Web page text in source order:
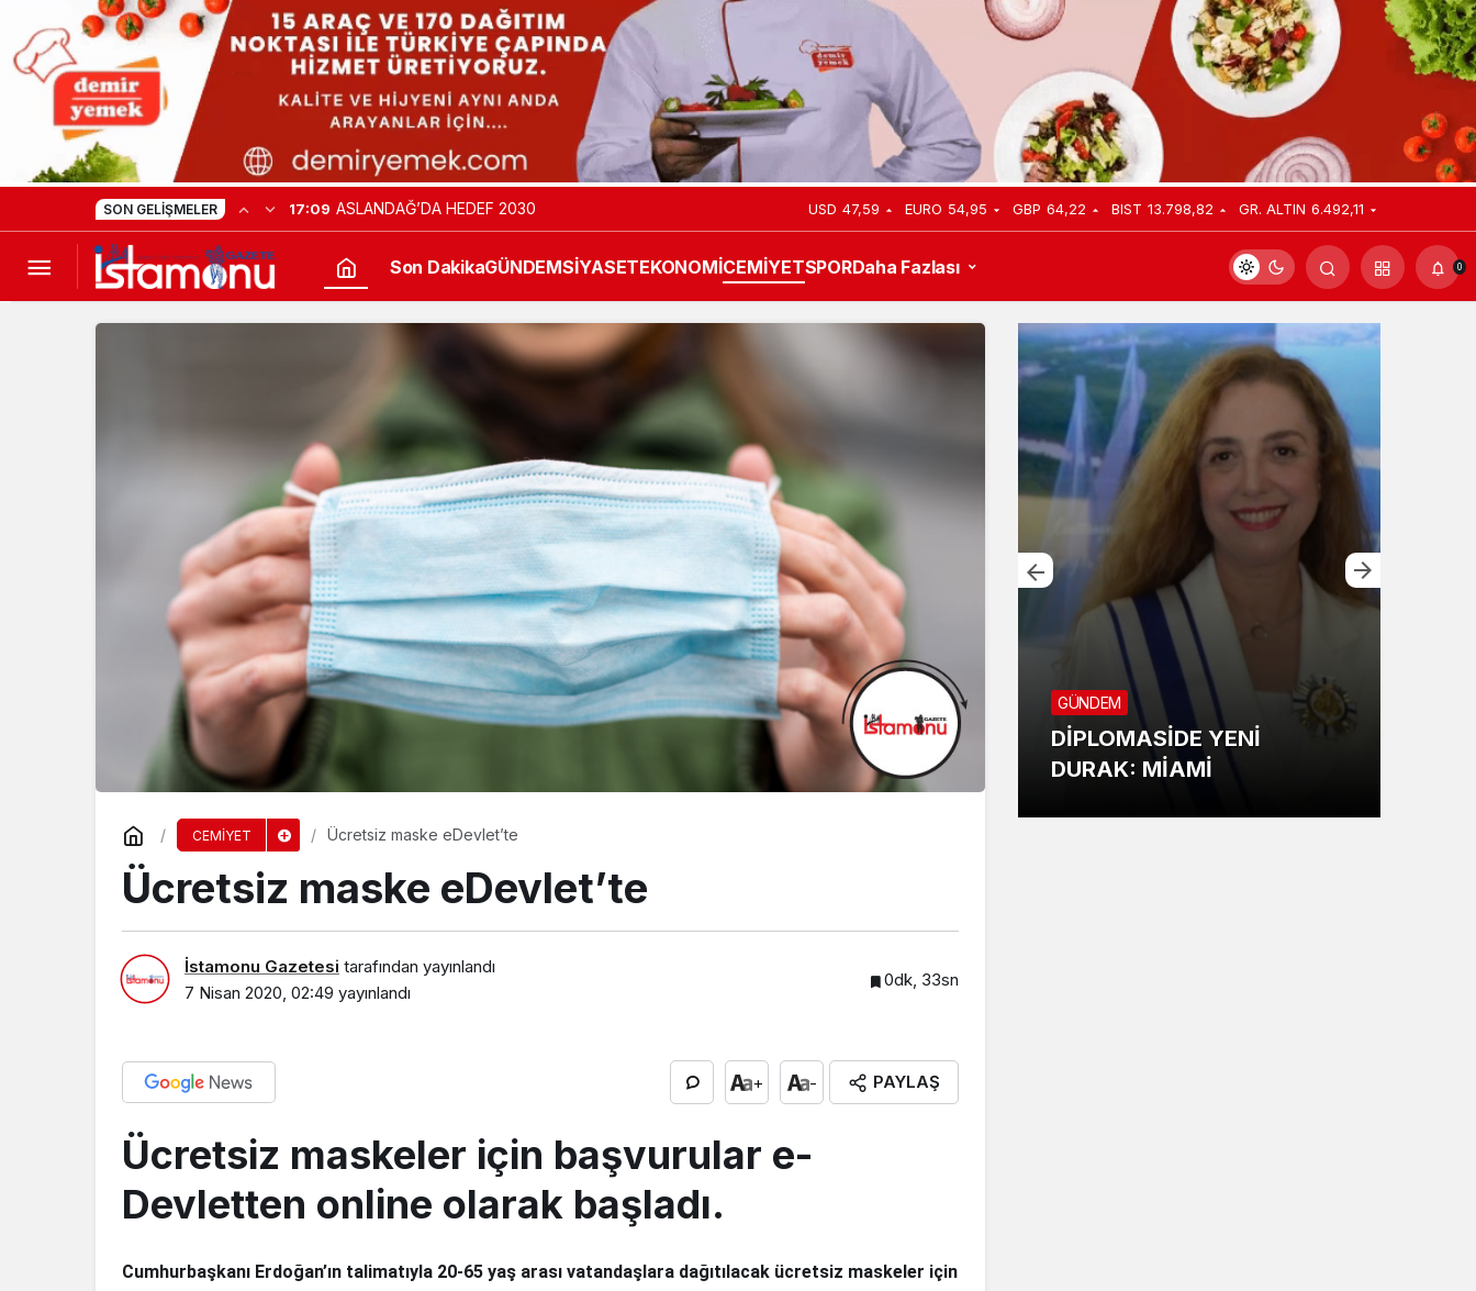
SON GELIŞMELER 17:09 ASLANDAĞ’DA HEDEF 2030 USD 47,59 EURO 54,95 GBP 64,22 BIST 13.798,82 GR. ALTIN 6.492,11
Son DakikaGÜNDEMSİYASETEKONOMİCEMİYETSPORDaha Fazlası 0
CEMİYET Ücretsiz maske eDevlet’te
Ücretsiz maske eDevlet’te
İstamonu Gazetesi tarafından yayınlandı
7 Nisan 2020, 02:49 yayınlandı
0dk, 33sn
+ - PAYLAŞ
Ücretsiz maskeler için başvurular e-
Devletten online olarak başladı.
Cumhurbaşkanı Erdoğan’ın talimatıyla 20-65 yaş arası vatandaşlara dağıtılacak ücretsiz maskeler için
SPOR
BALABAN
EKONOMİ
ASLANDAĞ’DA HEDEF
GÜNDEM
DİPLOMASİDE YENİ
DURAK: MİAMİ